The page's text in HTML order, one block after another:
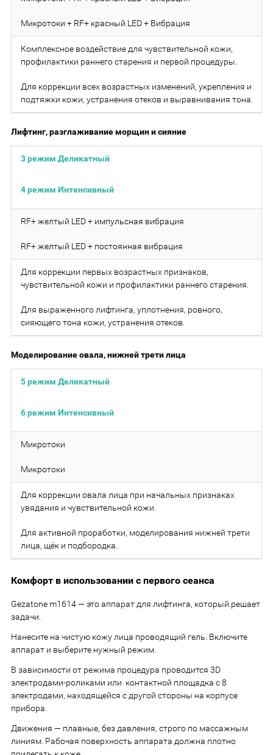
Микротоки + RF+ красный LED + Вибрация
Комплексное воздействие для чувствительной кожи,
профилактики раннего старения и первой процедуры.
Для коррекции всех возрастных изменений, укрепления и
подтяжки кожи, устранения отеков и выравнивания тона.
Лифтинг, разглаживание морщин и сияние
3 режим Деликатный
4 режим Интенсивный
RF+ желтый LED + импульсная вибрация
RF+ желтый LED + постоянная вибрация
Для коррекции первых возрастных признаков,
чувствительной кожи и профилактики раннего старения.
Для выраженного лифтинга, уплотнения, ровного,
сияющего тона кожи, устранения отеков.
Моделирование овала, нижней трети лица
5 режим Деликатный
6 режим Интенсивный
Микротоки
Микротоки
Для коррекции овала лица при начальных признаках
увядания и чувствительной кожи.
Для активной проработки, моделирования нижней трети
лица, щёк и подбородка.
Комфорт в использовании с первого сеанса
Gezatone m1614 — это аппарат для лифтинга, который решает
задачи.
Нанесите на чистую кожу лица проводящий гель. Включите
аппарат и выберите нужный режим.
В зависимости от режима процедура проводится 3D
электродами-роликами или контактной площадка с 8
электродами, находящейся с другой стороны на корпусе
прибора.
Движения — плавные, без давления, строго по массажным
линиям. Рабочая поверхность аппарата должна плотно